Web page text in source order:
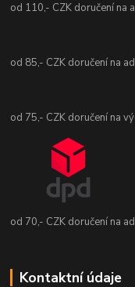
od 110,- CZK doručení na
od 85,- CZK doručení na
od 75,- CZK doručení na
od 70,- CZK doručení na
Kontaktní údaje